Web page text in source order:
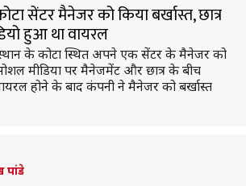
सेंटर मैनेजर को किया बर्खास्त, छात्र
हुआ था वायरल
के कोटा स्थित अपने एक सेंटर के मैनेजर को
मीडिया पर मैनेजमेंट और छात्र के बीच
होने के बाद कंपनी ने मैनेजर को बर्खास्त